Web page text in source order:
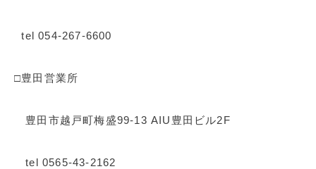
tel 054-267-6600
□豊田営業所
豊田市越戸町梅盛99-13 AIU豊田ビル2F
tel 0565-43-2162